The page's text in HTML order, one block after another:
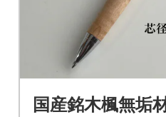
国産銘木楓無垢